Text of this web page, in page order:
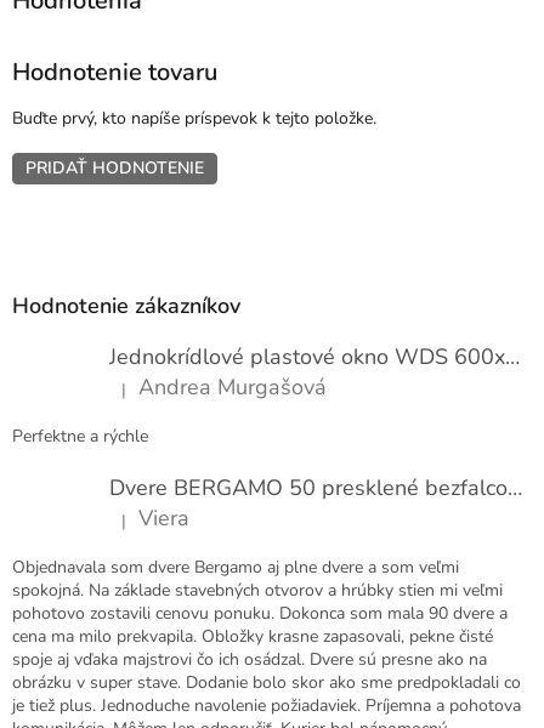
Hodnotenie tovaru
Buďte prvý, kto napíše príspevok k tejto položke.
PRIDAŤ HODNOTENIE
Hodnotenie zákazníkov
Jednokrídlové plastové okno WDS 600x1000
Hodnotenie produktu je 5 z 5 hviezdičiek.
| Andrea Murgašová
Perfektne a rýchle
Dvere BERGAMO 50 presklené bezfalcové EXTRA
Hodnotenie produktu je 5 z 5 hviezdičiek.
| Viera
Objednavala som dvere Bergamo aj plne dvere a som veľmi
spokojná. Na základe stavebných otvorov a hrúbky stien mi veľmi
pohotovo zostavili cenovu ponuku. Dokonca som mala 90 dvere a
cena ma milo prekvapila. Obložky krasne zapasovali, pekne čisté
spoje aj vďaka majstrovi čo ich osádzal. Dvere sú presne ako na
obrázku v super stave. Dodanie bolo skor ako sme predpokladali co
je tiež plus. Jednoduche navolenie požiadaviek. Príjemna a pohotova